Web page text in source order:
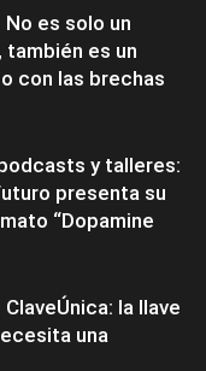
No es solo un
es un
con las brechas
y talleres:
presenta su
“Dopamine
la llave
una